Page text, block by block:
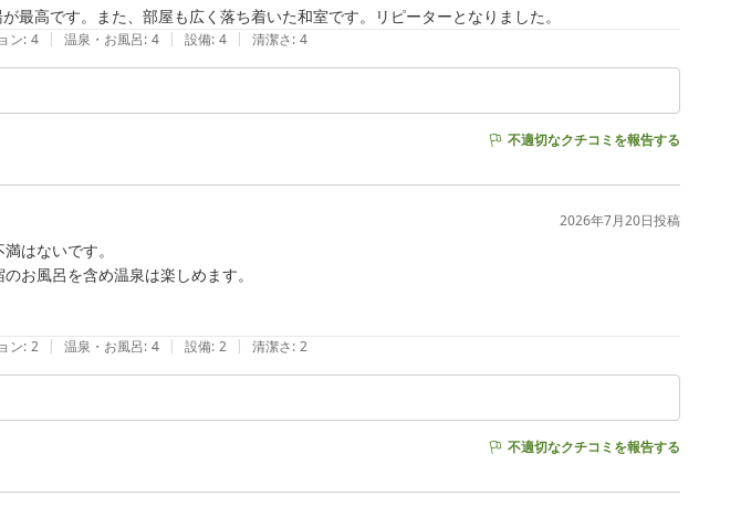
最高です。また、部屋も広く落ち着いた和室です。リピーターとなりました。
ン: 4 | 温泉・お風呂: 4 | 設備: 4 | 清潔さ: 4
不適切なクチコミを報告する
2026年7月20日投稿
はないです。
お風呂を含め温泉は楽しめます。
ン: 2 | 温泉・お風呂: 4 | 設備: 2 | 清潔さ: 2
不適切なクチコミを報告する